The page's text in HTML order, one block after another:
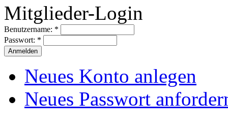
Mitglieder-Login
Benutzername: *
Passwort: *
Neues Konto anlegen
Neues Passwort